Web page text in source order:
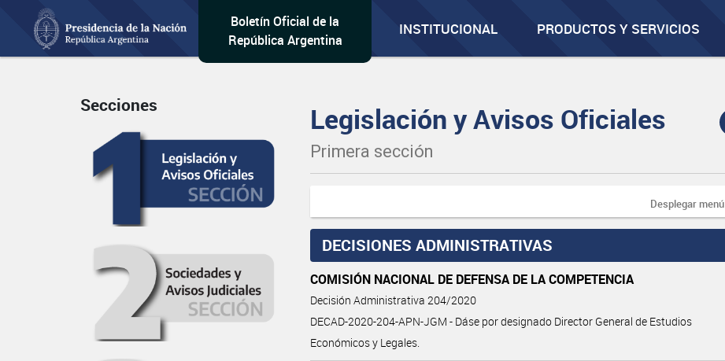
Boletín Oficial de la
República Argentina
INSTITUCIONAL PRODUCTOS Y SERVICIOS
Secciones Legislación y Avisos Oficiales
Primera sección
Desplegar menú
DECISIONES ADMINISTRATIVAS
COMISIÓN NACIONAL DE DEFENSA DE LA COMPETENCIA
Decisión Administrativa 204/2020
DECAD-2020-204-APN-JGM - Dáse por designado Director General de Estudios
Económicos y Legales.